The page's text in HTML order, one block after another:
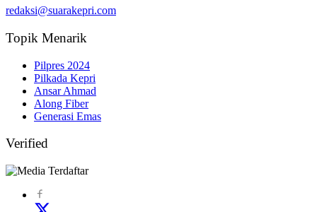
redaksi@suarakepri.com
Topik Menarik
Pilpres 2024
Pilkada Kepri
Ansar Ahmad
Along Fiber
Generasi Emas
Verified